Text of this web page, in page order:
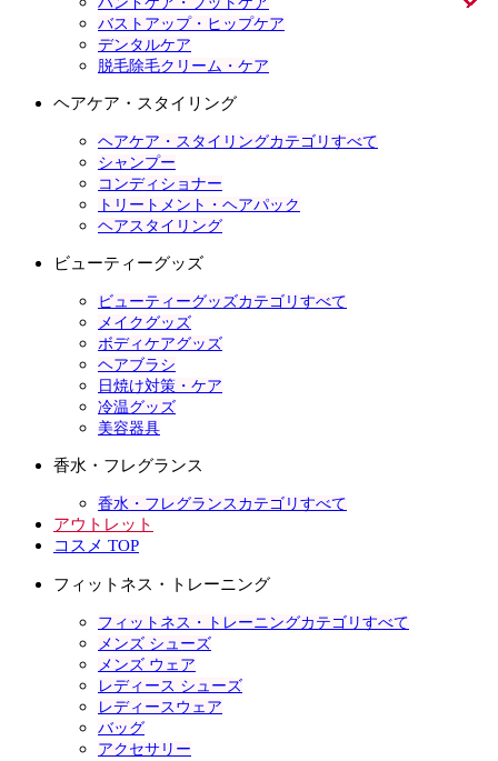
バストアップ・ヒップケア
デンタルケア
脱毛除毛クリーム・ケア
ヘアケア・スタイリング
ヘアケア・スタイリングカテゴリすべて
シャンプー
コンディショナー
トリートメント・ヘアパック
ヘアスタイリング
ビューティーグッズ
ビューティーグッズカテゴリすべて
メイクグッズ
ボディケアグッズ
ヘアブラシ
日焼け対策・ケア
冷温グッズ
美容器具
香水・フレグランス
香水・フレグランスカテゴリすべて
アウトレット
コスメ TOP
フィットネス・トレーニング
フィットネス・トレーニングカテゴリすべて
メンズ シューズ
メンズ ウェア
レディース シューズ
レディースウェア
バッグ
アクセサリー